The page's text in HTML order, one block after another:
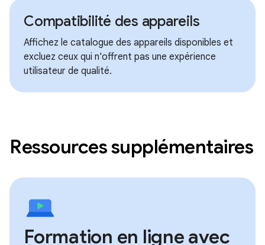
Compatibilité des appareils
Affichez le catalogue des appareils disponibles et
excluez ceux qui n'offrent pas une expérience
utilisateur de qualité.
Ressources supplémentaires
Formation en ligne avec